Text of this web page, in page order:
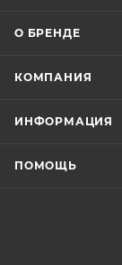
О БРЕНДЕ
КОМПАНИЯ
ИНФОРМАЦИЯ
ПОМОЩЬ